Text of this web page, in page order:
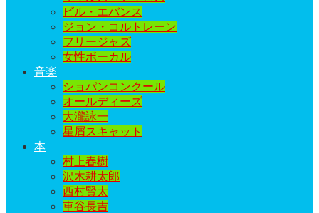
ビル・エバンス
ジョン・コルトレーン
フリージャズ
女性ボーカル
音楽
ショパンコンクール
オールディーズ
大瀧詠一
星屑スキャット
本
村上春樹
沢木耕太郎
西村賢太
車谷長吉